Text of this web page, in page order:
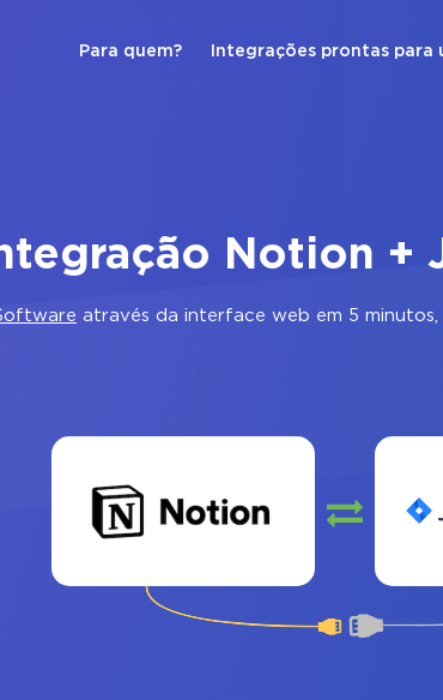
Para quem? Integrações prontas para
Notion +
através da interface web em 5 minutos,